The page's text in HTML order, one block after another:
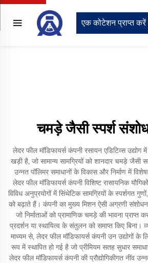
एक कोटेशन प्राप्त करें
चमड़े जैसी स्पर्श
लेदर फील मॉडिफायर्स कंपनी रसायन एडिटिव्स
खड़ी है, जो सामान्य सामग्रियों को शानदार चमड़े जैसी
उन्नत पॉलिमर समाधानों के विकास और निर्माण में
लेदर फील मॉडिफायर्स कंपनी विशिष्ट रासायनिक
विविध अनुप्रयोगों में सिंथेटिक सामग्रियों के स्पर्शगत
को बढ़ाते हैं। कंपनी का मुख्य मिशन ऐसी अग्रणी संशोधन
जो निर्माताओं को प्रामाणिक चमड़े की भावना प्राप्त
प्रदर्शन या स्थायित्व के संतुलन को समाप्त किए
माध्यम से, लेदर फील मॉडिफायर्स कंपनी उन उद्योगों के
रूप में स्थापित हो गई है जो प्रीमियम सतह सुधार
लेदर फील मॉडिफायर्स कंपनी की प्रौद्योगिकीगत नींव